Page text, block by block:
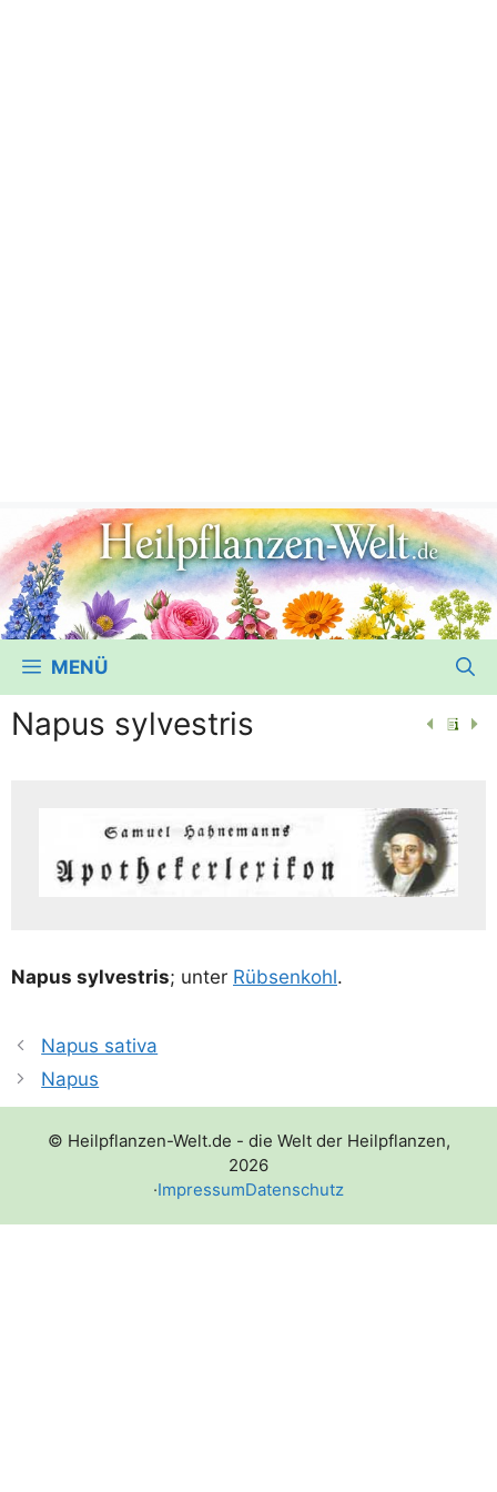
MENÜ
Napus sylvestris
Napus syl­vestris; unter Rüb­sen­kohl.
Napus sativa
Napus
© Heilpflanzen-Welt.de - die Welt der Heilpflanzen,
2026
·ImpressumDatenschutz